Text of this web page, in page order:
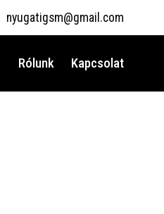
nyugatigsm@gmail.com
Rólunk Kapcsolat